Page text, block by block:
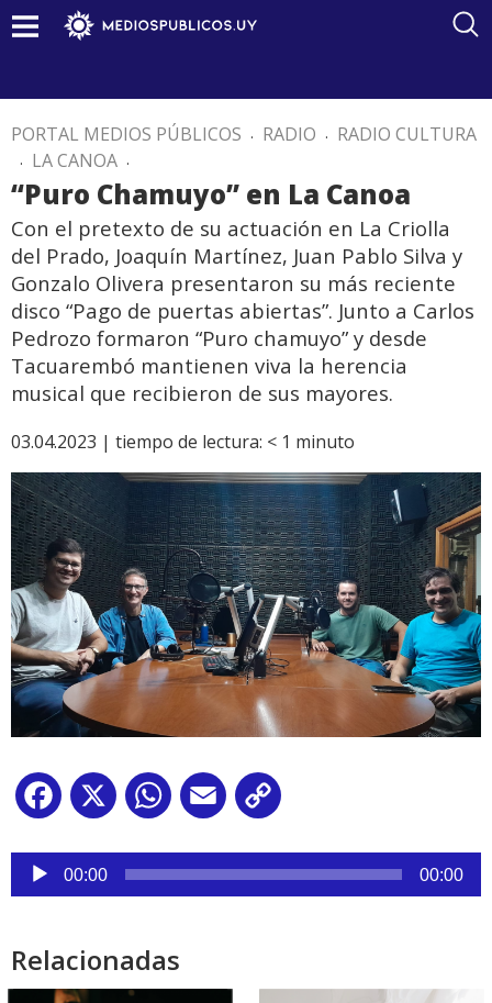
PORTAL MEDIOS PÚBLICOS . RADIO . RADIO CULTURA
. LA CANOA .
“Puro Chamuyo” en La Canoa
Con el pretexto de su actuación en La Criolla
del Prado, Joaquín Martínez, Juan Pablo Silva y
Gonzalo Olivera presentaron su más reciente
disco “Pago de puertas abiertas”. Junto a Carlos
Pedrozo formaron “Puro chamuyo” y desde
Tacuarembó mantienen viva la herencia
musical que recibieron de sus mayores.
03.04.2023 | tiempo de lectura: < 1 minuto
Facebook
X WhatsApp
Email
Reproductor
audio
00:00 00:00
Relacionadas